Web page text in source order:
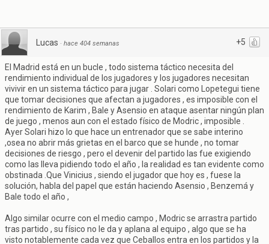
+5
Lucas · hace 404 semanas
El Madrid está en un bucle , todo sistema táctico necesita del
rendimiento individual de los jugadores y los jugadores necesitan
vivivir en un sistema táctico para jugar . Solari como Lopetegui tiene
que tomar decisiones que afectan a jugadores , es imposible con el
rendimiento de Karim , Bale y Asensio en ataque asentar ningún plan
de juego , menos aun con el estado físico de Modric , imposible .
Ayer Solari hizo lo que hace un entrenador que se sabe interino
,osea no abrir más grietas en el barco que se hunde , no tomar
decisiones de riesgo , pero el devenir del partido las fue exigiendo
como las lleva pidiendo todo el año , la realidad es tan evidente como
obstinada .Que Vinicius , siendo el jugador que hoy es , fuese la
solución, habla del papel que están haciendo Asensio , Benzemá y
Bale todo el año ,
Algo similar ocurre con el medio campo , Modric se arrastra partido
tras partido , su físico no le da y aplana al equipo , algo que se ha
visto notablemente cada vez que Ceballos entra en los partidos y la